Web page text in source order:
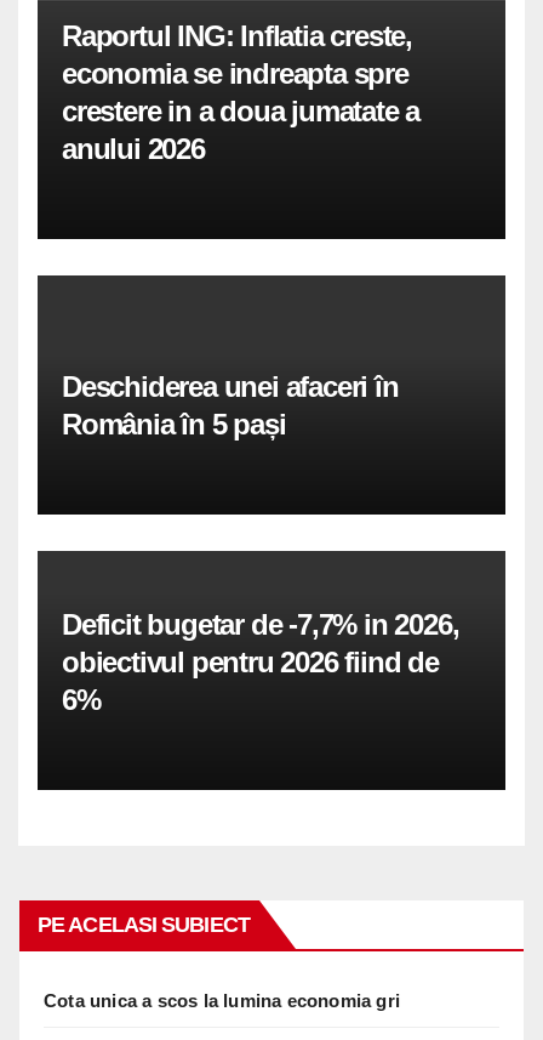
Raportul ING: Inflatia creste,
economia se indreapta spre
crestere in a doua jumatate a
anului 2026
Deschiderea unei afaceri în
România în 5 pași
Deficit bugetar de -7,7% in 2026,
obiectivul pentru 2026 fiind de
6%
PE ACELASI SUBIECT
Cota unica a scos la lumina economia gri